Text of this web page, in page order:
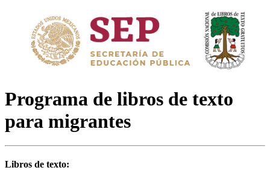
Programa de libros de texto
para migrantes
Libros de texto: